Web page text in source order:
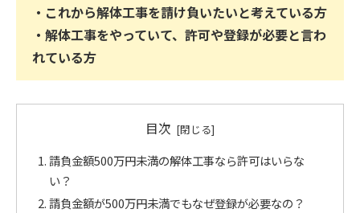
・これから解体工事を請け負いたいと考えている方
・解体工事をやっていて、許可や登録が必要と言わ
れている方
目次
請負金額500万円未満の解体工事なら許可はいらな
い？
請負金額が500万円未満でもなぜ登録が必要なの？